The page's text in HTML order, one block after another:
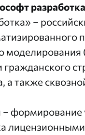
–
а также
формирование